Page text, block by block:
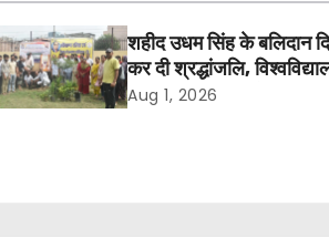
शहीद उधम सिंह के बलिदान
कर दी श्रद्धांजलि,
अवकाश बहाल करने की उठी
Aug 1, 2026